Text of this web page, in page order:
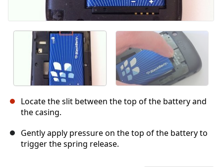
Locate the slit between the top of the battery and
the casing.
Gently apply pressure on the top of the battery to
trigger the spring release.